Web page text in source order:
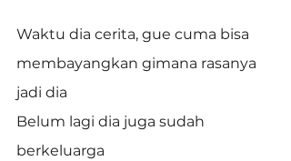
Waktu dia cerita, gue cuma bisa
membayangkan gimana rasanya
jadi dia
Belum lagi dia juga sudah
berkeluarga